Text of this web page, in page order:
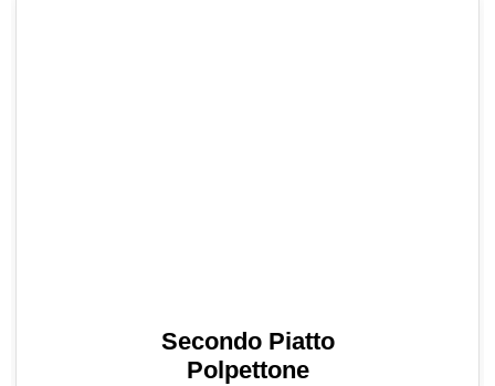
Secondo Piatto
Polpettone